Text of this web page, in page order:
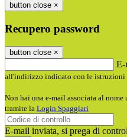
button close ×
Recupero password
button close ×
E-
all'indirizzo indicato con le istruzioni
Non hai una e-mail associata al
tramite la Login Spaggiari
E-mail inviata, si prega di